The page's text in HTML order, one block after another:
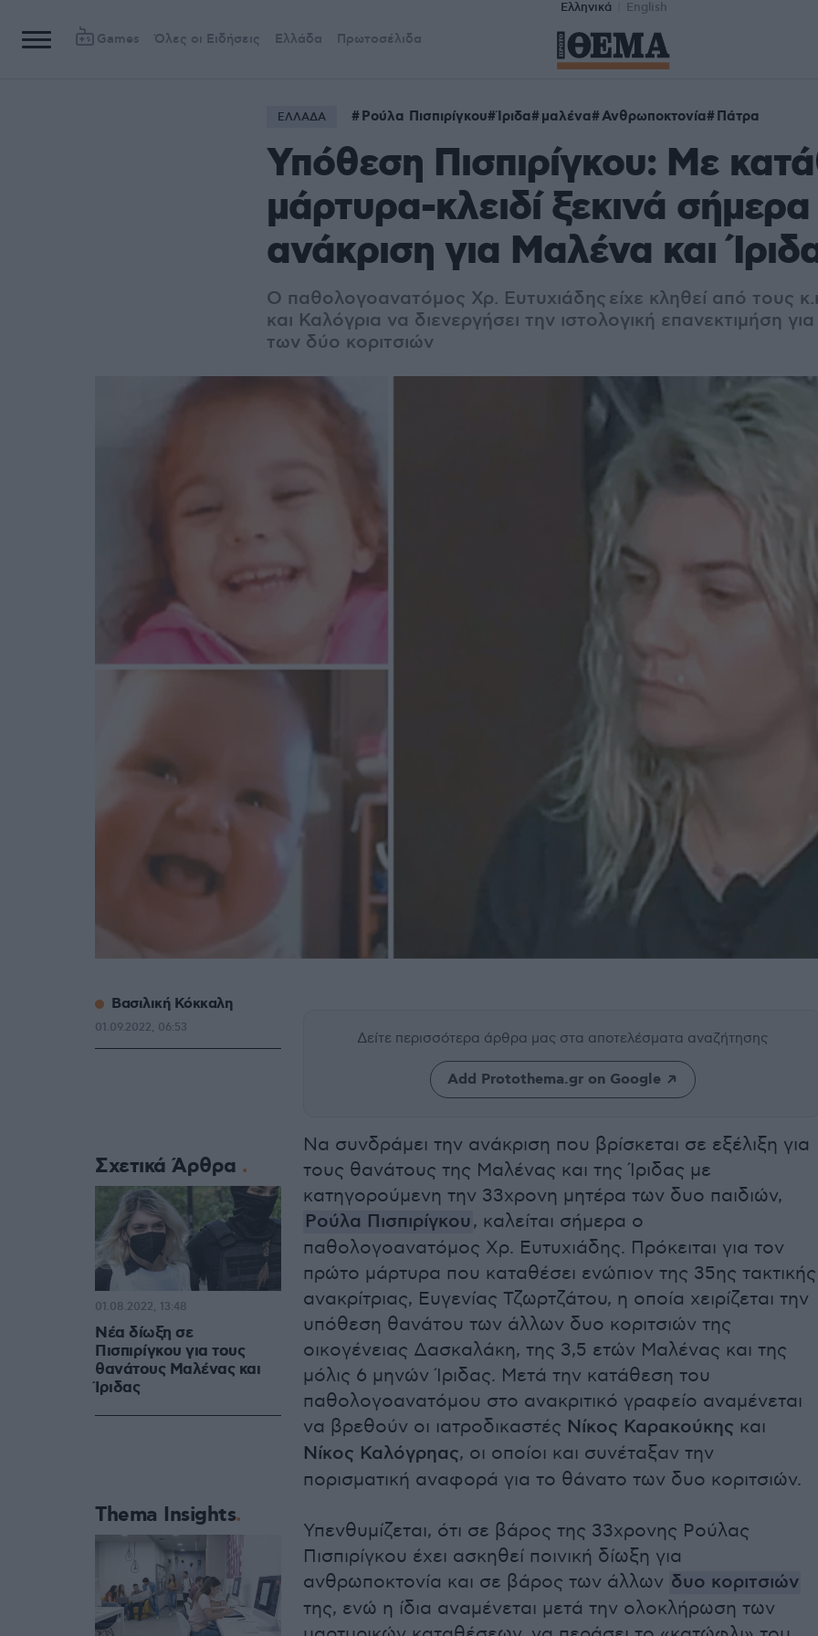
Ελληνικά English
Games Όλες οι Ειδήσεις Ελλάδα Πρωτοσέλιδα
ΕΛΛΑΔΑ Ρούλα Πισπιρίγκου Ίριδα μαλένα Ανθρωποκτονία Πάτρα
Υπόθεση Πισπιρίγκου: Με
μάρτυρα-κλειδί ξεκινά
ανάκριση για Μαλένα και
Ο παθολογοανατόμος Χρ. Ευτυχιάδης είχε κληθεί από τους
και Καλόγρια να διενεργήσει την ιστολογική επανεκτιμήση
των δύο κοριτσιών
Δείτε περισσότερα άρθρα μας στα αποτελέσματα αναζήτησης
Add Protothema.gr on Google
Να συνδράμει την ανάκριση που βρίσκεται σε εξέλιξη για
τους θανάτους της Μαλένας και της Ίριδας με
κατηγορούμενη την 33χρονη μητέρα των δυο παιδιών,
Ρούλα Πισπιρίγκου, καλείται σήμερα ο
παθολογοανατόμος Χρ. Ευτυχιάδης. Πρόκειται για τον
πρώτο μάρτυρα που καταθέσει ενώπιον της 35ης τακτικής
ανακρίτριας, Ευγενίας Τζωρτζάτου, η οποία χειρίζεται την
υπόθεση θανάτου των άλλων δυο κοριτσιών της
οικογένειας Δασκαλάκη, της 3,5 ετών Μαλένας και της
μόλις 6 μηνών Ίριδας. Μετά την κατάθεση του
παθολογοανατόμου στο ανακριτικό γραφείο αναμένεται
να βρεθούν οι ιατροδικαστές Νίκος Καρακούκης και
Νίκος Καλόγρηας, οι οποίοι και συνέταξαν την
πορισματική αναφορά για το θάνατο των δυο κοριτσιών.
Υπενθυμίζεται, ότι σε βάρος της 33χρονης Ρούλας
Πισπιρίγκου έχει ασκηθεί ποινική δίωξη για
ανθρωποκτονία και σε βάρος των άλλων δυο κοριτσιών
της, ενώ η ίδια αναμένεται μετά την ολοκλήρωση των
Βασιλική Κόκκαλη
01.09.2022, 06:53
Σχετικά Άρθρα
Νέα δίωξη σε
Πισπιρίγκου για τους
θανάτους Μαλένας και
Ίριδας
01.08.2022, 13:48
Thema Insights